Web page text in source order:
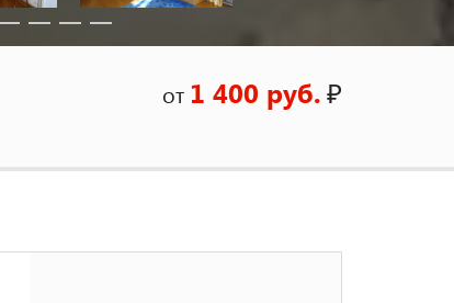
от 1 400 руб.₽